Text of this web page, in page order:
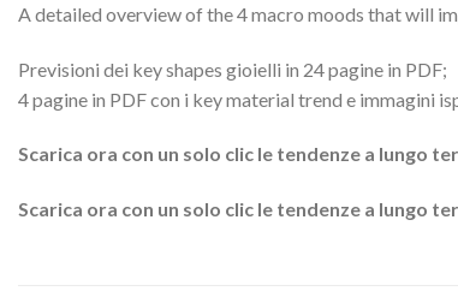
A detailed overview of the 4 macro moods that will
Previsioni dei key shapes gioielli in 24 pagine in PDF;
4 pagine in PDF con i key material trend e immagini
Scarica ora con un solo clic le tendenze a lungo
Scarica ora con un solo clic le tendenze a lungo